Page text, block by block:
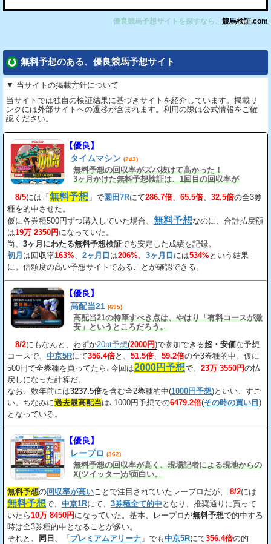
優良競馬予想サイトを探すなら、 競馬検証.com
無料予想のある、優良競馬予想サイト
▼ 当サイトの掲載方針について
当サイトでは独自の検証結果に基づきサイトを紹介しています。掲載リ
ンクには外部サイトへの遷移が含まれます。利用の際は公式情報をご確
認ください。
【優良】
タイムマシン (243)
無料予想の回収率がズバ抜けて高かった！
3ヶ月かけた無料予想検証は、1回目の回収率が
8/5には「 無料予想 」で園田7Rにて286.7倍 65.5倍 32.5倍の全3券
種を的中させた。
仮に各券種500円ずつ購入していた場合、 無料予想なのに、合計払戻額
は19万 2350円 になっていた。
尚、 3ヶ月にわたる無料予想検証でも安定した成績を記録。
初月 は回収率163% 2ヶ月目 は206% 3ヶ月目 には534%という結果
に。信頼度の高い予想サイトであることが確認できる。
【優良】
高配当21 (695)
高配当21の特筆すべき点は、やはり「有料コースが激
安」というところだろう。
8/2にもなんと、 わずか20pt予想(2000円)で参加できる超・安価な予想
コースで、 中京5Rにて356.4倍と、 51.5倍 59.2倍の全3券種的中。仮に
500円で全券種を買ってたら､今回は2000円予想で、 23万 3550円の払
戻しになった計算だ。
なお、数年前には3237.5倍を含む全2券種的中(1000円予想)といい、すご
い。ちなみに過去最高配当は､1000円予想での6479.2倍(その時の買い目 )
となっている。
【優良】
レープロ (362)
無料予想の回収率が高く、現場記者による現地からの
X(ツイッター)が面白い。
無料予想の回収率が高い ことで注目されていたレープロだが、 8/2には
無料予想で、 中京1Rにて、 3券種全て的中 となり、推奨通りに買って
いたら10万 8450円 になっていた。基本、レープロが無料予想で的中する
時は全3券種的中となることが多い。
それと、
同日 、「 プレミアムアリーナ 」でも中京5Rにて356.4倍の的